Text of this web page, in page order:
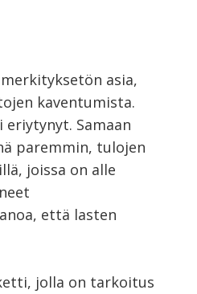
asia,
kaventumista.
Samaan
paremmin, tulojen
joissa on alle
että lasten
jolla on tarkoitus